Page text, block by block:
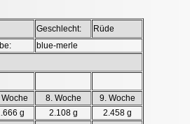
Geschlecht:
Rüde
blue-merle
Woche 8. Woche
9. Woche
g 2.108 g
2.458 g